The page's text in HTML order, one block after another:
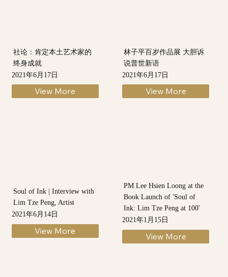
社论：肯定本土艺术家的
终身成就
2021年6月17日
View More
林子平百岁作品展 大胆诉
说普世新语
2021年6月17日
View More
Soul of Ink | Interview with
Lim Tze Peng, Artist
2021年6月14日
View More
PM Lee Hsien Loong at the
Book Launch of 'Soul of
Ink: Lim Tze Peng at 100'
2021年1月15日
View More